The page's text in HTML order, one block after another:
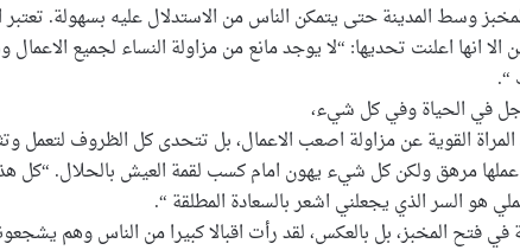
وسط المدينة حتى يتمكن الناس من الاستدلال عليه بسهولة. تعتبر
الا انها اعلنت تحديها: “لا يوجد مانع من مزاولة النساء لجميع
“.
في الحياة وفي كل شيء،
القوية عن مزاولة اصعب الاعمال، بل تتحدى كل الظروف لتعمل
عملها مرهق ولكن كل شيء يهون امام كسب لقمة العيش بالحلال. “كل
هو السر الذي يجعلني اشعر بالسعادة المطلقة “.
فتح المخبز، بل بالعكس، لقد رأت اقبالا كبيرا من الناس وهم